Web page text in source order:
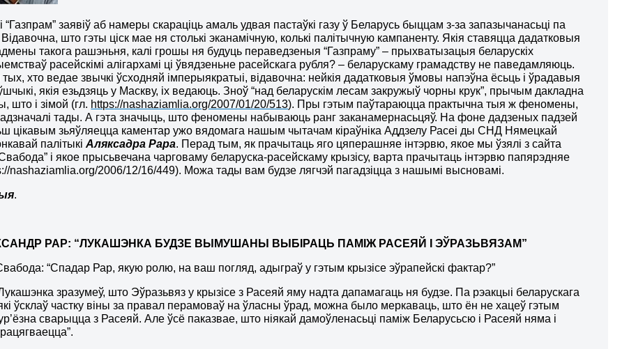
“Газпрам” заявіў аб намеры скараціць амаль удвая пастаўкі газу ў Беларусь быццам з-за запазычанасьці па
што гэты ціск мае ня столькі эканамічную, колькі палітычную кампаненту. Якія ставяцца дадатковыя
такога рашэньня, калі грошы ня будуць пераведзеныя “Газпраму” – прыхватызацыя беларускіх
расейскімі алігархамі ці ўвядзеньне расейскага рубля? – беларускаму грамадству не паведамляюць.
хто ведае звычкі ўсходняй імперыякратыі, відавочна: нейкія дадатковыя ўмовы напэўна ёсьць і ўрадавыя
якія езьдзяць у Маскву, іх ведаюць. Зноў “над беларускім лесам закружыў чорны крук”, прычым дакладна
што і зімой (гл. https://nashaziamlia.org/2007/01/20/513). Пры гэтым паўтараюцца практычна тыя ж феномены,
тады. А гэта значыць, што феномены набываюць ранг заканамернасьцяў. На фоне дадзеных падзей
цікавым зьяўляецца каментар ужо вядомага нашым чытачам кіраўніка Аддзелу Расеі ды СНД Нямецкай
палітыкіАляксадра Рара. Перад тым, як прачытаць яго цяперашняе інтэрвю, якое мы ўзялі з сайта
і якое прысьвечана чарговаму беларуска-расейскаму крызісу, варта прачытаць інтэрвю папярэдняе
nashaziamlia.org/2006/12/16/449). Можа тады вам будзе лягчэй пагадзіцца з нашымі высновамі.
.
РАР: “ЛУКАШЭНКА БУДЗЕ ВЫМУШАНЫ ВЫБІРАЦЬ ПАМІЖ РАСЕЯЙ І ЭЎРАЗЬВЯЗАМ”
“Cпадар Рар, якую ролю, на ваш погляд, адыграў у гэтым крызісе эўрапейскі фактар?”
зразумеў, што Эўразьвяз у крызісе з Расеяй яму надта дапамагаць ня будзе. Па рэакцыі беларускага
ўсклаў частку віны за правал перамоваў на ўласны ўрад, можна было меркаваць, што ён не хацеў гэтым
сварыцца з Расеяй.Але ўсё паказвае, што ніякай дамоўленасьці паміж Беларусьсю і Расеяй няма і